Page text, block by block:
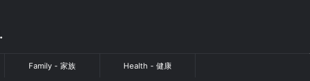
Family - 家族 Health - 健康